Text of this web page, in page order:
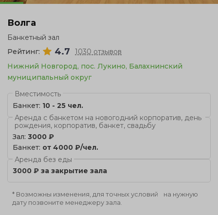
Волга
Банкетный зал
Рейтинг:
4.7
1030 отзывов
Нижний Новгород, пос. Лукино, Балахнинский
муниципальный округ
Вместимость
Банкет: 10 - 25 чел.
Аренда с банкетом на новогодний корпоратив, день
рождения, корпоратив, банкет, свадьбу
Зал: 3000 ₽
Банкет: от 4000 ₽/чел.
Аренда без еды
3000 ₽ за закрытие зала
* Возможны изменения, для точных условий на нужную
дату позвоните менеджеру зала.